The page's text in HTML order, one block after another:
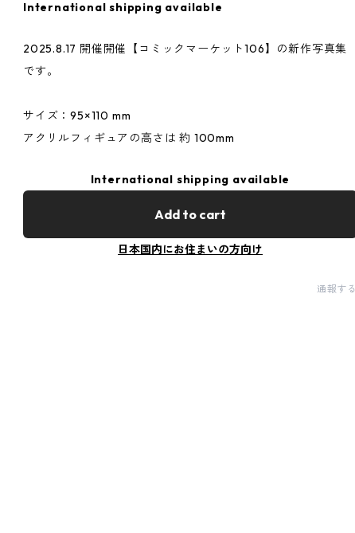
International shipping available
2025.8.17 開催開催【コミックマーケット106】の新作写真集
です。
サイズ：95×110 mm
アクリルフィギュアの高さは 約 100mm
International shipping available
Add to cart
日本国内にお住まいの方向け
通報する